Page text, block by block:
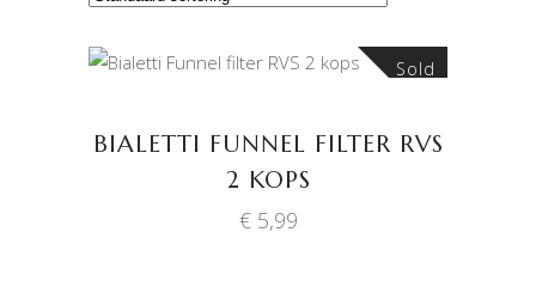
Sold
BIALETTI FUNNEL FILTER RVS
2 KOPS
€5,99